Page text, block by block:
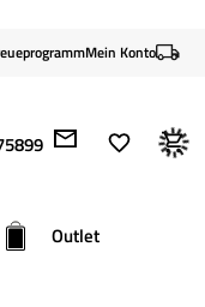
Mein Konto
Outlet